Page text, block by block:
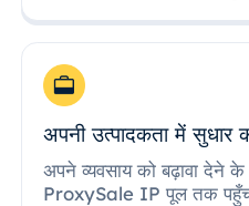
अपनी उत्पादकता में सुधार
अपने व्यवसाय को बढ़ावा देने के
ProxySale IP पूल तक पहुँच